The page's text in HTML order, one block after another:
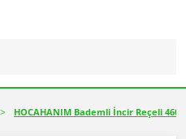
HOCAHANIM Bademli İncir Reçeli 460